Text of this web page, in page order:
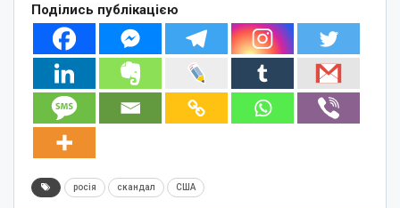
Поділись публікацією
росія скандал США